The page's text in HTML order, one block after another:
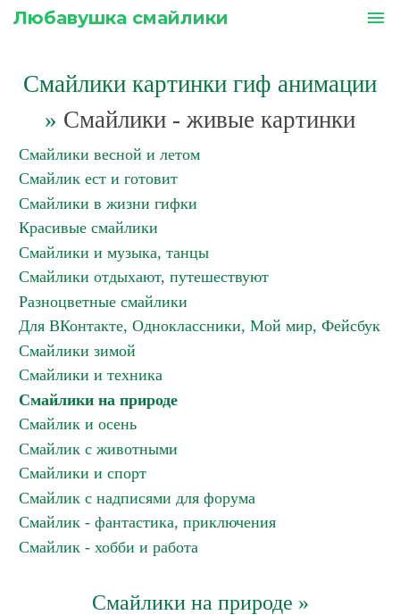
Любавушка смайлики menu
Смайлики картинки гиф анимации
» Смайлики - живые картинки
Смайлики весной и летом
Смайлик ест и готовит
Смайлики в жизни гифки
Красивые смайлики
Смайлики и музыка, танцы
Смайлики отдыхают, путешествуют
Разноцветные смайлики
Для ВКонтакте, Одноклассники, Мой мир, Фейсбук
Смайлики зимой
Смайлики и техника
Смайлики на природе
Смайлик и осень
Смайлик с животными
Смайлики и спорт
Смайлик с надписями для форума
Смайлик - фантастика, приключения
Смайлик - хобби и работа
Смайлики на природе »